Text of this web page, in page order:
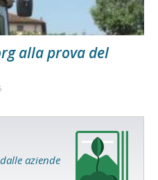
alla prova del
aziende